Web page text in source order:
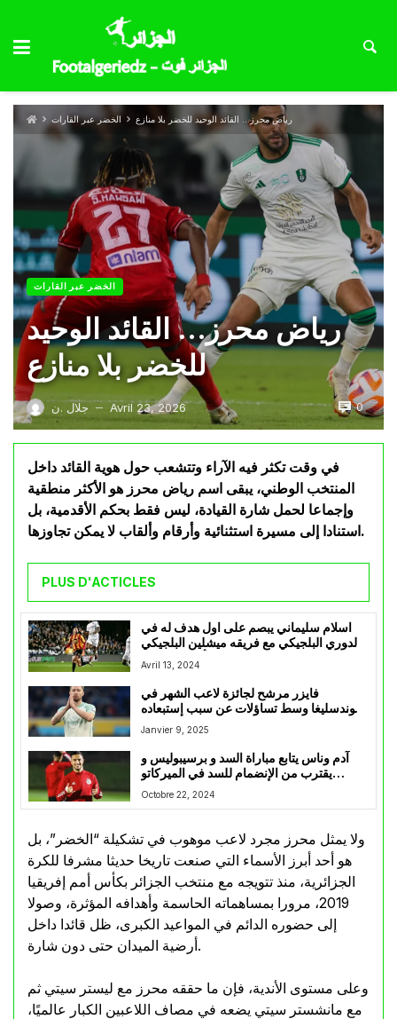
الخضر عبر القارات رياض محرز… القائد الوحيد للخضر بلا منازع
الخضر عبر القارات
رياض محرز… القائد الوحيد
للخضر بلا منازع
جلال .ن — Avril 23, 2026 0
في وقت تكثر فيه الآراء وتتشعب حول هوية القائد داخل
المنتخب الوطني، يبقى اسم رياض محرز هو الأكثر منطقية
وإجماعا لحمل شارة القيادة، ليس فقط بحكم الأقدمية، بل
استنادا إلى مسيرة استثنائية وأرقام وألقاب لا يمكن تجاوزها.
PLUS D'ACTICLES
اسلام سليماني يبصم على اول هدف له في
الدوري البلجيكي مع فريقه ميشلين البلجيكي
أمام ويسترلو
Avril 13, 2024
فايزر مرشح لجائزة لاعب الشهر في
البوندسليغا وسط تساؤلات عن سبب إستبعاده
من مفكرة بيتكوفيتش
Janvier 9, 2025
آدم وناس يتابع مباراة السد و برسيبوليس و
يقترب من الإنضمام للسد في الميركاتو
الشتوي
Octobre 22, 2024
ولا يمثل محرز مجرد لاعب موهوب في تشكيلة “الخضر”، بل
هو أحد أبرز الأسماء التي صنعت تاريخا حديثا مشرفا للكرة
الجزائرية، منذ تتويجه مع منتخب الجزائر بكأس أمم إفريقيا
2019، مرورا بمساهماته الحاسمة وأهدافه المؤثرة، وصولا
إلى حضوره الدائم في المواعيد الكبرى، ظل قائدا داخل
أرضية الميدان حتى دون شارة.
وعلى مستوى الأندية، فإن ما حققه محرز مع ليستر سيتي ثم
مع مانشستر سيتي يضعه في مصاف اللاعبين الكبار عالميًا،